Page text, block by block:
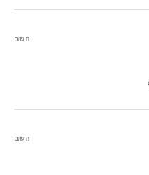
השב
השב